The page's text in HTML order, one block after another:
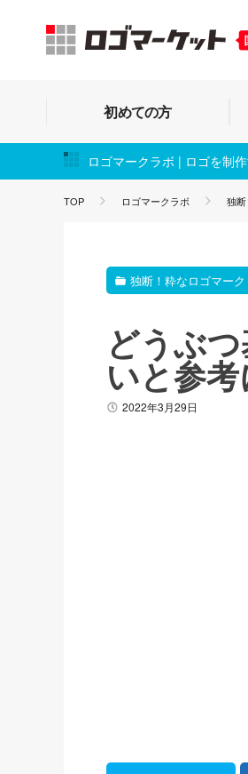
初めての方
ロゴマークラボ | ロゴを制
TOP ロゴマークラボ 独
独断！粋なロゴマーク
どうぶ
いと参
2022年3月29日